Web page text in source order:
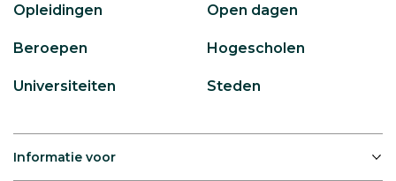
Opleidingen Open dagen
Beroepen Hogescholen
Universiteiten Steden
Informatie voor